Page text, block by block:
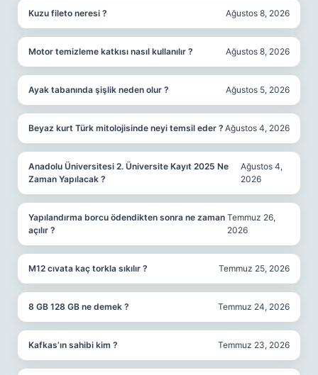
Kuzu fileto neresi ? Ağustos 8, 2026
Motor temizleme katkısı nasıl kullanılır ? Ağustos 8, 2026
Ayak tabanında şişlik neden olur ? Ağustos 5, 2026
Beyaz kurt Türk mitolojisinde neyi temsil eder ? Ağustos 4, 2026
Anadolu Üniversitesi 2. Üniversite Kayıt 2025 Ne
Zaman Yapılacak ?
Ağustos 4,
2026
Yapılandırma borcu ödendikten sonra ne zaman
açılır ?
Temmuz 26,
2026
M12 cıvata kaç torkla sıkılır ? Temmuz 25, 2026
8 GB 128 GB ne demek ? Temmuz 24, 2026
Kafkas’ın sahibi kim ? Temmuz 23, 2026